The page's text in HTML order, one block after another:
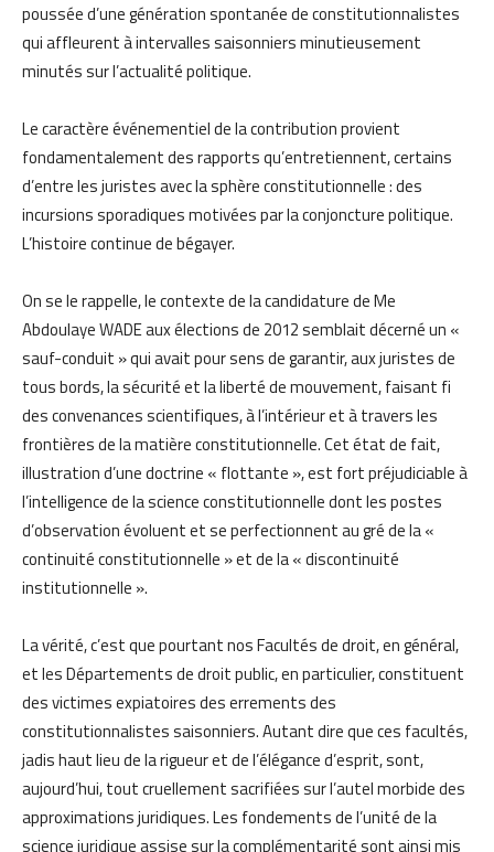
poussée d’une génération spontanée de constitutionnalistes
qui affleurent à intervalles saisonniers minutieusement
minutés sur l’actualité politique.
Le caractère événementiel de la contribution provient
fondamentalement des rapports qu’entretiennent, certains
d’entre les juristes avec la sphère constitutionnelle : des
incursions sporadiques motivées par la conjoncture politique.
L’histoire continue de bégayer.
On se le rappelle, le contexte de la candidature de Me
Abdoulaye WADE aux élections de 2012 semblait décerné un «
sauf-conduit » qui avait pour sens de garantir, aux juristes de
tous bords, la sécurité et la liberté de mouvement, faisant fi
des convenances scientifiques, à l’intérieur et à travers les
frontières de la matière constitutionnelle. Cet état de fait,
illustration d’une doctrine « flottante », est fort préjudiciable à
l’intelligence de la science constitutionnelle dont les postes
d’observation évoluent et se perfectionnent au gré de la «
continuité constitutionnelle » et de la « discontinuité
institutionnelle ».
La vérité, c’est que pourtant nos Facultés de droit, en général,
et les Départements de droit public, en particulier, constituent
des victimes expiatoires des errements des
constitutionnalistes saisonniers. Autant dire que ces facultés,
jadis haut lieu de la rigueur et de l’élégance d’esprit, sont,
aujourd’hui, tout cruellement sacrifiées sur l’autel morbide des
approximations juridiques. Les fondements de l’unité de la
science juridique assise sur la complémentarité sont ainsi mis